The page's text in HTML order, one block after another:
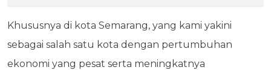
Khususnya di kota Semarang, yang kami yakini
sebagai salah satu kota dengan pertumbuhan
ekonomi yang pesat serta meningkatnya